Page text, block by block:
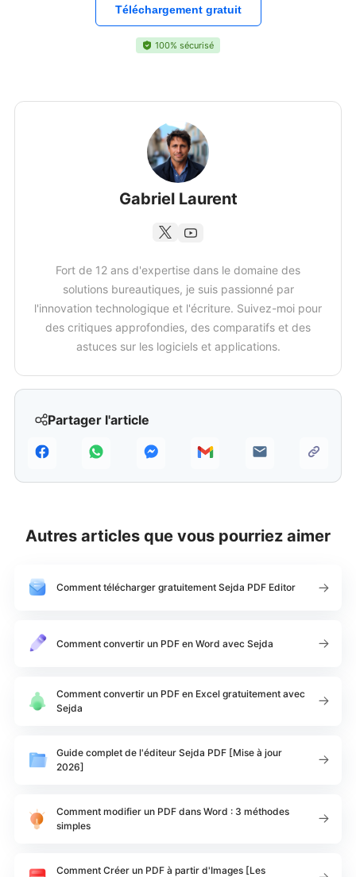
Partager l'article
Téléchargement gratuit
100% sécurisé
Gabriel Laurent
Fort de 12 ans d'expertise dans le domaine des
solutions bureautiques, je suis passionné par
l'innovation technologique et l'écriture. Suivez-moi pour
des critiques approfondies, des comparatifs et des
astuces sur les logiciels et applications.
Autres articles que vous pourriez aimer
Comment télécharger gratuitement Sejda PDF Editor
Comment convertir un PDF en Word avec Sejda
Comment convertir un PDF en Excel gratuitement avec
Sejda
Guide complet de l'éditeur Sejda PDF [Mise à jour
2026]
Comment modifier un PDF dans Word : 3 méthodes
simples
Comment Créer un PDF à partir d'Images [Les